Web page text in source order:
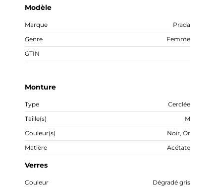
Modèle
Marque
Prada
Genre
Femme
GTIN
Monture
Type
Cerclée
Taille(s)
M
Couleur(s)
Noir, Or
Matière
Acétate
Verres
Couleur
Dégradé gris